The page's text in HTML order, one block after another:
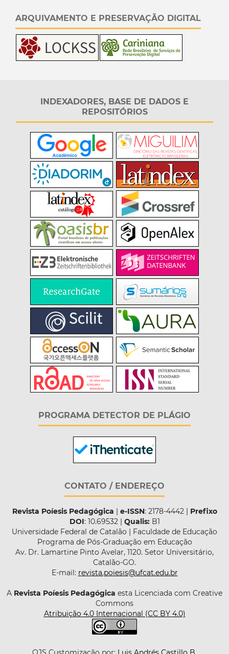
ARQUIVAMENTO E PRESERVAÇÃO DIGITAL
INDEXADORES, BASE DE DADOS E
REPOSITÓRIOS
PROGRAMA DETECTOR DE PLÁGIO
CONTATO / ENDEREÇO
Revista Poíesis Pedagógica e-ISSN: 2178-4442 | Prefixo
DOI: 10.69532 | Qualis:B1
Universidade Federal de Catalão | Faculdade de Educação
Programa de Pós-Graduação em Educação
Av. Dr. Lamartine Pinto Avelar, 1120. Setor Universitário,
Catalão-GO.
E-mail: revista.poiesis@ufcat.edu.br
A Revista Poíesis Pedagógica esta Licenciada com Creative
Commons
Atribuição 4.0 Internacional (CC BY 4.0)